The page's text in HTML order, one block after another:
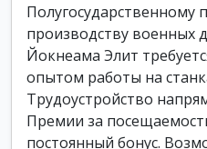
Полугосударственному
производству военных
Йокнеама Элит
опытом работы на
Трудоустройство
Премии за
постоянный бонус.